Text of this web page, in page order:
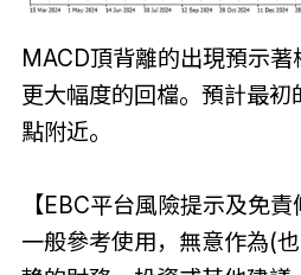
MACD頂背離的出現預示
更大幅度的回檔。預計最
點附近。
【EBC平台風險提示及免
一般參考使用，無意作為(